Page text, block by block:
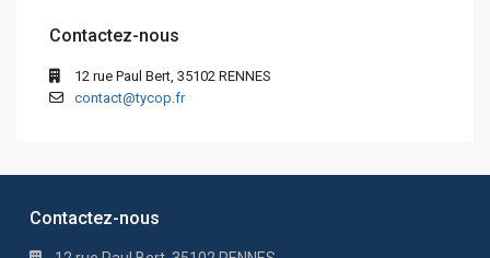
Contactez-nous
12 rue Paul Bert, 35102 RENNES
contact@tycop.fr
Contactez-nous